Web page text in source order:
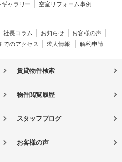
ャラリー 空室リフォーム事例
社長コラム お知らせ
お客様の声
でのアクセス 求人情報 解約申請
賃貸物件検索
物件閲覧履歴
スタッフブログ
お客様の声